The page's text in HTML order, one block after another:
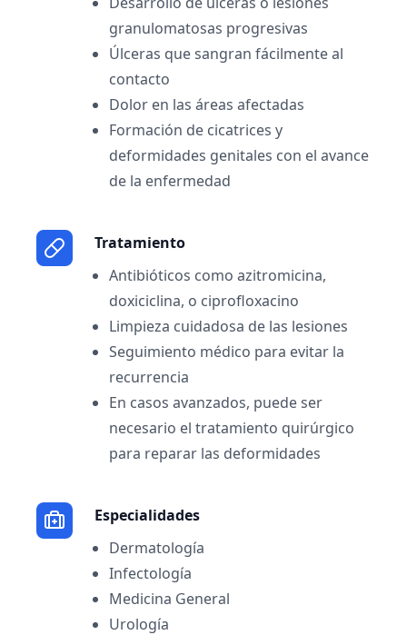
granulomatosas progresivas
Úlceras que sangran fácilmente al
contacto
Dolor en las áreas afectadas
Formación de cicatrices y
deformidades genitales con el avance
de la enfermedad
Tratamiento
Antibióticos como azitromicina,
doxiciclina, o ciprofloxacino
Limpieza cuidadosa de las lesiones
Seguimiento médico para evitar la
recurrencia
En casos avanzados, puede ser
necesario el tratamiento quirúrgico
para reparar las deformidades
Especialidades
Dermatología
Infectología
Medicina General
Urología